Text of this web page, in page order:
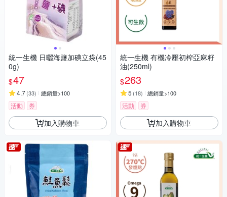
統一生機 日曬海鹽加碘立袋(45
0g)
$47
4.7(33) 總銷量>100
活動 券
加入購物車
統一生機 有機冷壓初榨亞麻籽
油(250ml)
$263
5 (18) 總銷量>100
活動 券
加入購物車